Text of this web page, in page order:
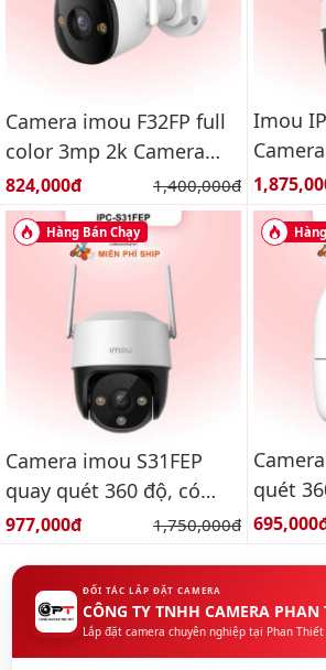
Camera imou F32FP full
color 3mp 2k Camera
wifi ngoài trời
Giá bán:
824,000đ Giá gốc:
1,400,000đ
Imou
Color
Giá bán:
Hàng Bán Chạy
Camera imou S31FEP
quay quét 360 độ, có
màu ban đêm, báo động
Giá bán:
977,000đ Giá gốc:
1,750,000đ
quét
3k
Giá bán:
ĐỐI TÁC LẮP ĐẶT CAMERA
CÔNG TY TNHH CAMERA PHAN
Lắp đặt camera chuyên nghiệp tại Phan